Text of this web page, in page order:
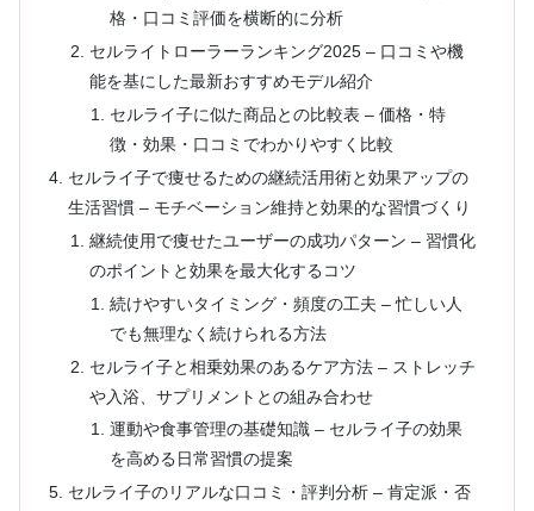
格・口コミ評価を横断的に分析
セルライトローラーランキング2025 – 口コミや機
能を基にした最新おすすめモデル紹介
セルライ子に似た商品との比較表 – 価格・特
徴・効果・口コミでわかりやすく比較
セルライ子で痩せるための継続活用術と効果アップの
生活習慣 – モチベーション維持と効果的な習慣づくり
継続使用で痩せたユーザーの成功パターン – 習慣化
のポイントと効果を最大化するコツ
続けやすいタイミング・頻度の工夫 – 忙しい人
でも無理なく続けられる方法
セルライ子と相乗効果のあるケア方法 – ストレッチ
や入浴、サプリメントとの組み合わせ
運動や食事管理の基礎知識 – セルライ子の効果
を高める日常習慣の提案
セルライ子のリアルな口コミ・評判分析 – 肯定派・否